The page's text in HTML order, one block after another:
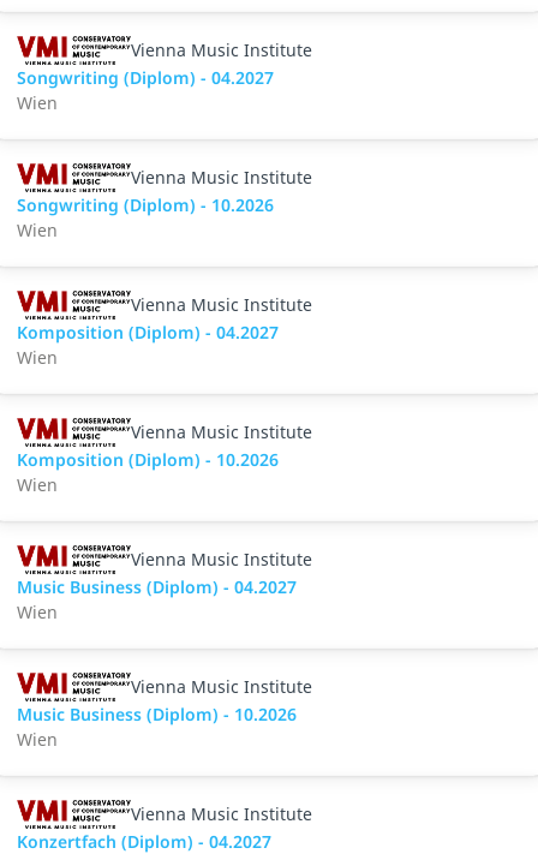
Vienna Music Institute
Songwriting (Diplom) - 04.2027
Wien
Vienna Music Institute
Songwriting (Diplom) - 10.2026
Wien
Vienna Music Institute
Komposition (Diplom) - 04.2027
Wien
Vienna Music Institute
Komposition (Diplom) - 10.2026
Wien
Vienna Music Institute
Music Business (Diplom) - 04.2027
Wien
Vienna Music Institute
Music Business (Diplom) - 10.2026
Wien
Vienna Music Institute
Konzertfach (Diplom) - 04.2027